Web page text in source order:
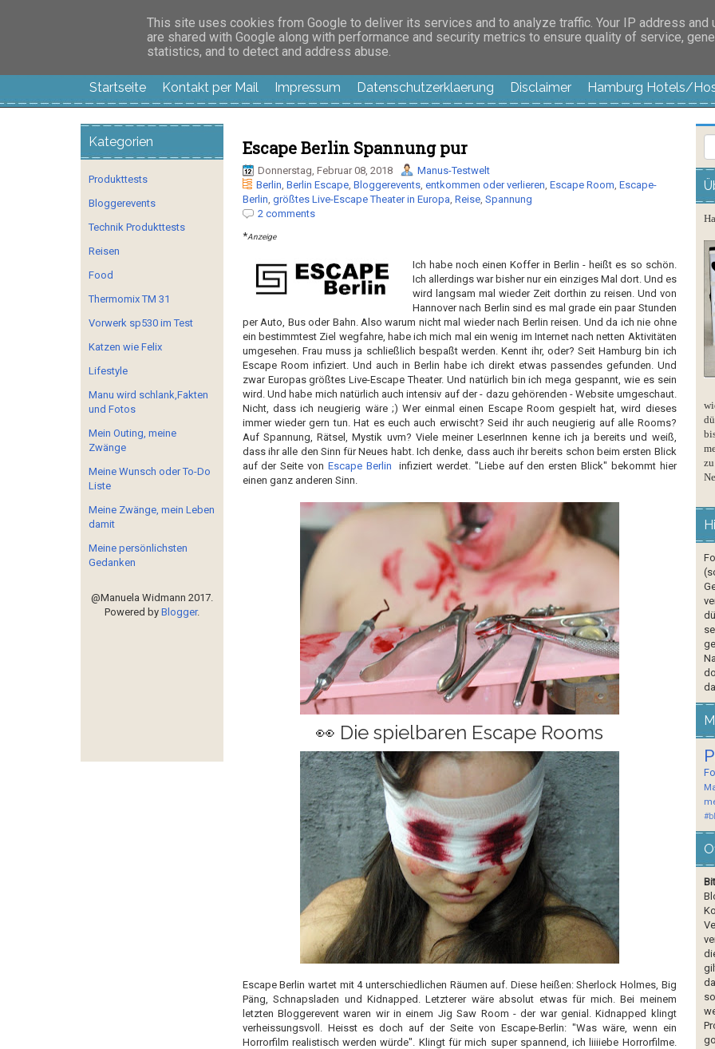
Manus Testwelt, alles außer langweilig
Startseite Kontakt per Mail Impressum Datenschutzerklaerung Disclaimer Hamburg Hotels/
Escape Berlin Spannung pur
Donnerstag, Februar 08, 2018
Manus-Testwelt
Berlin, Berlin Escape, Bloggerevents, entkommen oder verlieren, Escape Room, Escape-
Berlin, größtes Live-Escape Theater in Europa, Reise, Spannung
2 comments
*Anzeige
Ich habe noch einen Koffer in Berlin - heißt es so schön.
Ich allerdings war bisher nur ein einziges Mal dort. Und es
wird langsam mal wieder Zeit dorthin zu reisen. Und von
Hannover nach Berlin sind es mal grade ein paar Stunden
per Auto, Bus oder Bahn. Also warum nicht mal wieder nach Berlin reisen. Und da ich nie ohne
ein bestimmtest Ziel wegfahre, habe ich mich mal ein wenig im Internet nach netten Aktivitäten
umgesehen. Frau muss ja schließlich bespaßt werden. Kennt ihr, oder? Seit Hamburg bin ich
Escape Room infiziert. Und auch in Berlin habe ich direkt etwas passendes gefunden. Und
zwar Europas größtes Live-Escape Theater. Und natürlich bin ich mega gespannt, wie es sein
wird. Und habe mich natürlich auch intensiv auf der - dazu gehörenden - Website umgeschaut.
Nicht, dass ich neugierig wäre ;) Wer einmal einen Escape Room gespielt hat, wird dieses
immer wieder gern tun. Hat es euch auch erwischt? Seid ihr auch neugierig auf alle Rooms?
Auf Spannung, Rätsel, Mystik uvm? Viele meiner LeserInnen kenne ich ja bereits und weiß,
dass ihr alle den Sinn für Neues habt. Ich denke, dass auch ihr bereits schon beim ersten Blick
auf der Seite von Escape Berlin
infiziert werdet. "Liebe auf den ersten Blick" bekommt hier
einen ganz anderen Sinn.
👀 Die spielbaren Escape Rooms
Escape Berlin wartet mit 4 unterschiedlichen Räumen auf. Diese heißen: Sherlock Holmes, Big
Päng, Schnapsladen und Kidnapped. Letzterer wäre absolut etwas für mich. Bei meinem
letzten Bloggerevent waren wir in einem Jig Saw Room - der war genial. Kidnapped klingt
verheissungsvoll. Heisst es doch auf der Seite von Escape-Berlin: "Was wäre, wenn ein
Horrorfilm realistisch werden würde". Klingt für mich super spannend, ich liiiiebe Horrorfilme.
Kategorien
Produkttests
Bloggerevents
Technik Produkttests
Reisen
Food
Thermomix TM 31
Vorwerk sp530 im Test
Katzen wie Felix
Lifestyle
Manu wird schlank,Fakten
und Fotos
Mein Outing, meine
Zwänge
Meine Wunsch oder To-Do
Liste
Meine Zwänge, mein Leben
damit
Meine persönlichsten
Gedanken
@Manuela Widmann 2017.
Powered by Blogger.
This site uses cookies from Google to deliver its services and to analyze traffic. Your IP address and
are shared with Google along with performance and security metrics to ensure quality of service,
statistics, and to detect and address abuse.